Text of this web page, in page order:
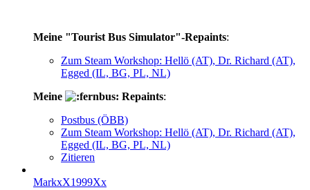
Meine "Tourist Bus Simulator"-Repaints:
Zum Steam Workshop: Hellö (AT), Dr. Richard (AT),
Egged (IL, BG, PL, NL)
Meine
Repaints:
Postbus (ÖBB)
Zum Steam Workshop: Hellö (AT), Dr. Richard (AT),
Egged (IL, BG, PL, NL)
Zitieren
MarkxX1999Xx